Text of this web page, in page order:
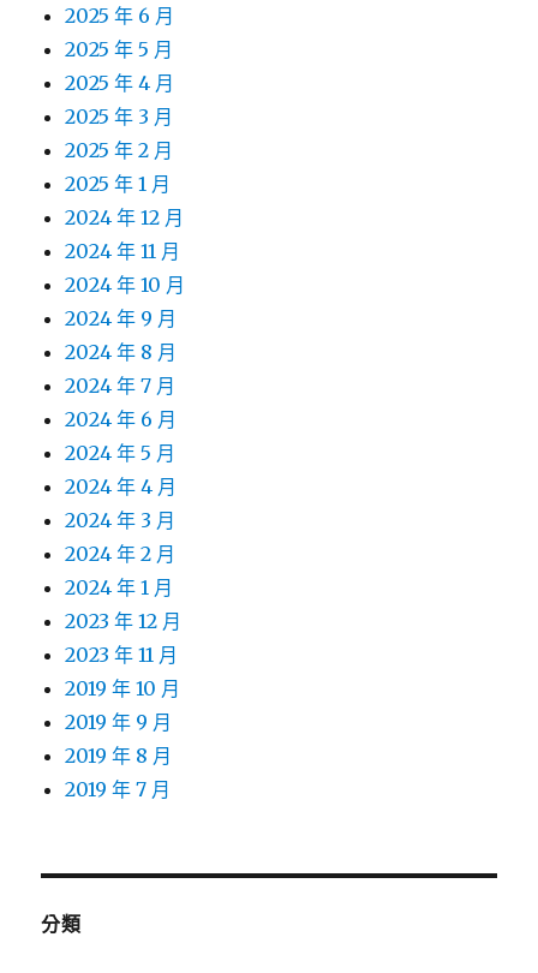
2025 年 6 月
2025 年 5 月
2025 年 4 月
2025 年 3 月
2025 年 2 月
2025 年 1 月
2024 年 12 月
2024 年 11 月
2024 年 10 月
2024 年 9 月
2024 年 8 月
2024 年 7 月
2024 年 6 月
2024 年 5 月
2024 年 4 月
2024 年 3 月
2024 年 2 月
2024 年 1 月
2023 年 12 月
2023 年 11 月
2019 年 10 月
2019 年 9 月
2019 年 8 月
2019 年 7 月
分類